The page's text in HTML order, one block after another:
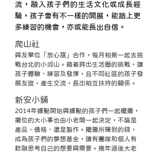
流，融入孩子們的生活文化或成長經
驗，孩子會有不一樣的開展，能踏上更
多練習的機會，亦或能長出自信。
爬山社
與友單位「放心窩」合作，每月相揪一起去挑
戰台北的小郊山。藉著跨出生活圈的挑戰，讓
孩子體驗、練習及發揮，且不同社區的孩子發
展友誼，產生交流，長出相互扶持的關係。
新安小舖
2014年據點開始與據點的孩子們一起擺攤，
攤位的大小事也由小老闆一起決定，不論是
產品、價格、還是製作。擺攤所賺到的錢，
成為孩子們的夢想基金，讓有團隊和個人有
餘韻思考自己的想要與需要。幾年過後大老